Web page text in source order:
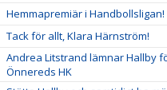
Hemmapremiär i Handbollsligan!
Tack för allt, Klara Härnström!
Andrea Litstrand lämnar Hallby
Önnereds HK